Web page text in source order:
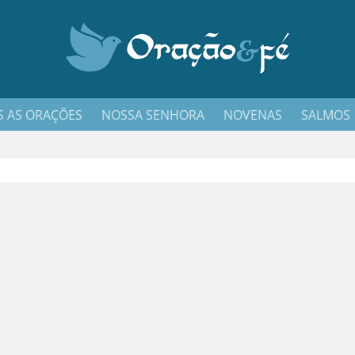
AS ORAÇÕES NOSSA SENHORA NOVENAS SALMOS